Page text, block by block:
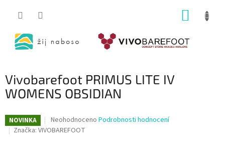
Vivobarefoot PRIMUS LITE IV
WOMENS OBSIDIAN
NOVINKA
Průměrné
hodnocení
Neohodnoceno Podrobnosti hodnocení
Značka: VIVOBAREFOOT